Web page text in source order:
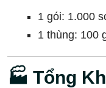
1 gói: 1.000
1 thùng: 100
🏭 Tổng